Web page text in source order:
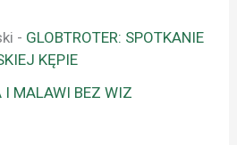
- GLOBTROTER: SPOTKANIE
KĘPIE
I MALAWI BEZ WIZ